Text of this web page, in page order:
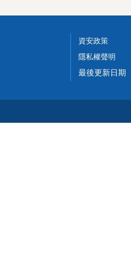
資安政策
隱私權聲明
最後更新日期